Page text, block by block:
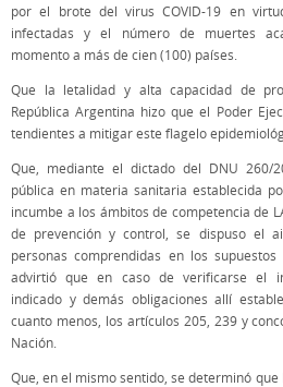
por el brote del virus COVID-19 en
infectadas y el número de muertes
momento a más de cien (100) países.
Que la letalidad y alta capacidad de
República Argentina hizo que el Poder
tendientes a mitigar este flagelo
Que, mediante el dictado del DNU 260/
pública en materia sanitaria establecida
incumbe a los ámbitos de competencia de
de prevención y control, se dispuso el
personas comprendidas en los
advirtió que en caso de verificarse el
indicado y demás obligaciones allí
cuanto menos, los artículos 205, 239 y
Nación.
Que, en el mismo sentido, se determinó